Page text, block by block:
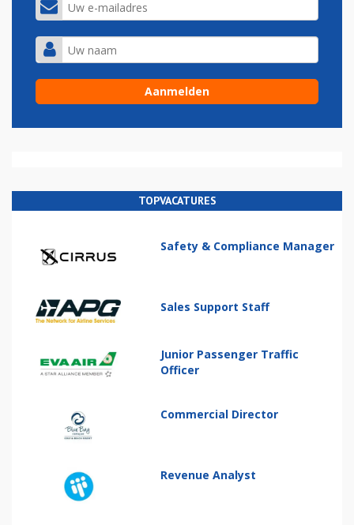
TOPVACATURES
Safety & Compliance Manager
Sales Support Staff
Junior Passenger Traffic
Officer
Commercial Director
Revenue Analyst